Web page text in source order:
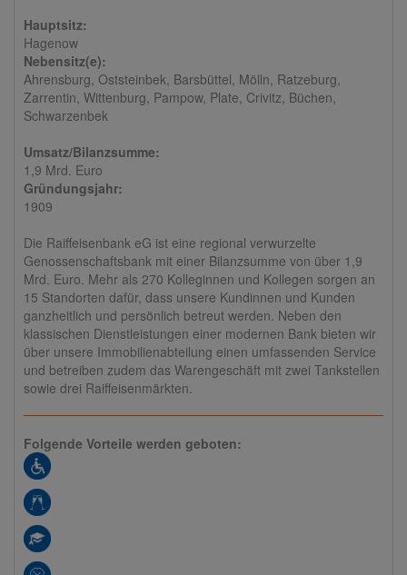
Hauptsitz:
Hagenow
Nebensitz(e):
Ahrensburg, Oststeinbek, Barsbüttel, Mölln, Ratzeburg,
Zarrentin, Wittenburg, Pampow, Plate, Crivitz, Büchen,
Schwarzenbek
Umsatz/Bilanzsumme:
1,9 Mrd. Euro
Gründungsjahr:
1909
Die Raiffeisenbank eG ist eine regional verwurzelte
Genossenschaftsbank mit einer Bilanzsumme von über 1,9
Mrd. Euro. Mehr als 270 Kolleginnen und Kollegen sorgen an
15 Standorten dafür, dass unsere Kundinnen und Kunden
ganzheitlich und persönlich betreut werden. Neben den
klassischen Dienstleistungen einer modernen Bank bieten wir
über unsere Immobilienabteilung einen umfassenden Service
und betreiben zudem das Warengeschäft mit zwei Tankstellen
sowie drei Raiffeisenmärkten.
Folgende Vorteile werden geboten: